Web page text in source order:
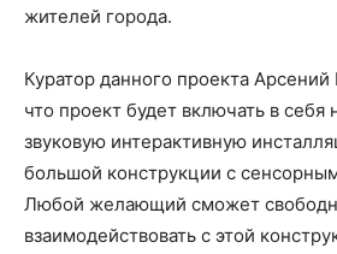
жителей города.
Куратор данного проекта Арсений
что проект будет включать в
звуковую интерактивную
большой конструкции с
Любой желающий сможет
взаимодействовать с этой